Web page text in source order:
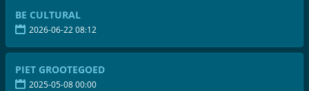
BE CULTURAL
2026-06-22 08:12
PIET GROOTEGOED
2025-05-08 00:00